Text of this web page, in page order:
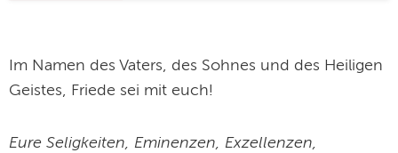
Im Namen des Vaters, des Sohnes und des Heiligen
Geistes, Friede sei mit euch!
Eure Seligkeiten, Eminenzen, Exzellenzen,